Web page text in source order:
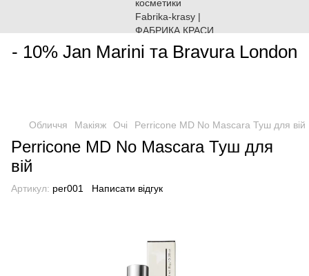
- 10% Jan Marini та Bravura London
Обличчя Макіяж Очі Perricone MD No Mascara Туш для вій
Perricone MD No Mascara Туш для
вій
Артикул: per001 Написати відгук